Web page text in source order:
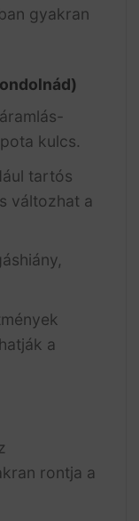
gyakran
kulcs.
tartós
változhat a
a
rontja a